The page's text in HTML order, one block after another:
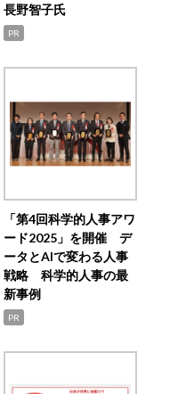
長野智子氏
PR
「第4回科学的人事アワ
ード2025」を開催 デ
ータとAIで変わる人事
戦略 科学的人事の最
新事例
PR